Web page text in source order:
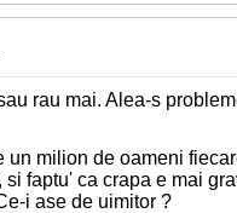
rau mai. Alea-s
un milion de oameni
faptu' ca crapa e mai
i ase de uimitor ?